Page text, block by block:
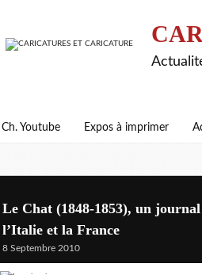
Ch. Youtube Expos à imprimer
Le Chat (1848-1853), un
l’Italie et la France
8 Septembre 2010